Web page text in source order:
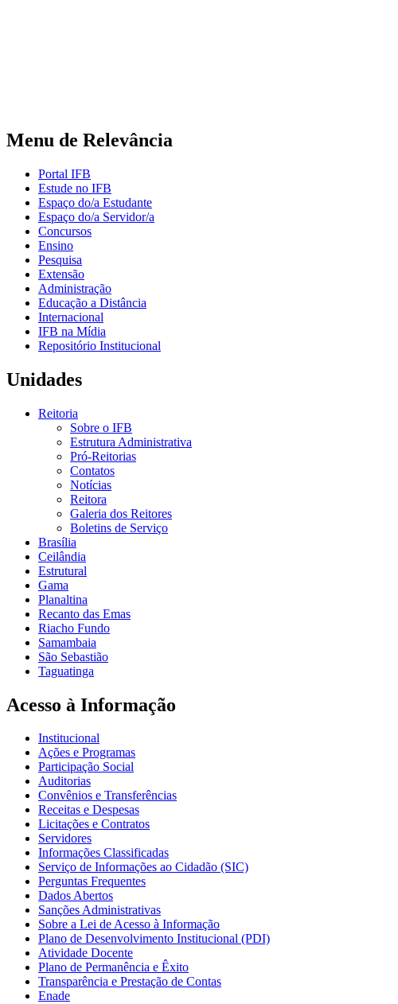
Menu de Relevância
Portal IFB
Estude no IFB
Espaço do/a Estudante
Espaço do/a Servidor/a
Concursos
Ensino
Pesquisa
Extensão
Administração
Educação a Distância
Internacional
IFB na Mídia
Repositório Institucional
Unidades
Reitoria
Sobre o IFB
Estrutura Administrativa
Pró-Reitorias
Contatos
Notícias
Reitora
Galeria dos Reitores
Boletins de Serviço
Brasília
Ceilândia
Estrutural
Gama
Planaltina
Recanto das Emas
Riacho Fundo
Samambaia
São Sebastião
Taguatinga
Acesso à Informação
Institucional
Ações e Programas
Participação Social
Auditorias
Convênios e Transferências
Receitas e Despesas
Licitações e Contratos
Servidores
Informações Classificadas
Serviço de Informações ao Cidadão (SIC)
Perguntas Frequentes
Dados Abertos
Sanções Administrativas
Sobre a Lei de Acesso à Informação
Plano de Desenvolvimento Institucional (PDI)
Atividade Docente
Plano de Permanência e Êxito
Transparência e Prestação de Contas
Enade